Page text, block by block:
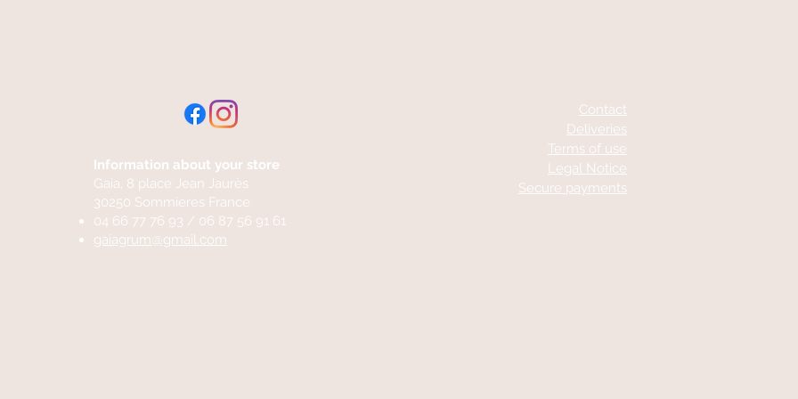
Information about your store
Gaia, 8 place Jean Jaurès
30250 Sommieres France
04 66 77 76 93 / 06 87 56 91 61
gaiagrum@gmail.com
Contact
Deliveries
Terms of use
Legal Notice
Secure payments